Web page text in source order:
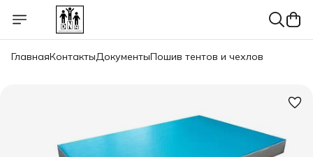
ГлавнаяКонтактыДокументыПошив тентов и чехлов